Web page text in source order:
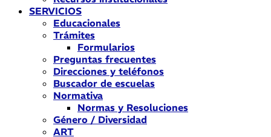
SERVICIOS
Educacionales
Trámites
Formularios
Preguntas frecuentes
Direcciones y teléfonos
Buscador de escuelas
Normativa
Normas y Resoluciones
Género / Diversidad
ART